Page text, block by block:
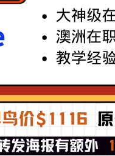
教学经验丰富
Systems Principles and